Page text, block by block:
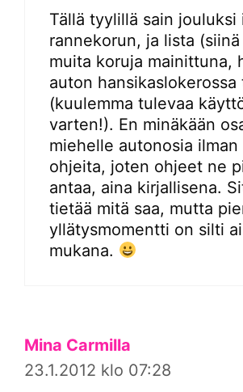
Tällä tyylillä sain jouluksi
rannekorun, ja lista
muita koruja mainittuna,
auton hansikaslokerossa
(kuulemma tulevaa
varten!). En minäkään
miehelle autonosia ilman
ohjeita, joten ohjeet ne
antaa, aina kirjallisena.
tietää mitä saa, mutta
yllätysmomentti on silti
mukana.
Mina Carmilla
23.1.2012 klo 07:28